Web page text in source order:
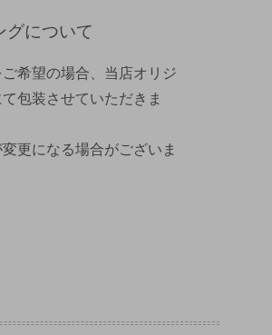
グについて
希望の場合、当店オリジ
包装させていただきま
更になる場合がございま